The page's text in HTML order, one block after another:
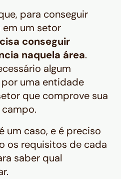
para conseguir
em um setor
conseguir
naquela área.
algum
uma entidade
que comprove sua
um caso, e é preciso
os requisitos de cada
saber qual